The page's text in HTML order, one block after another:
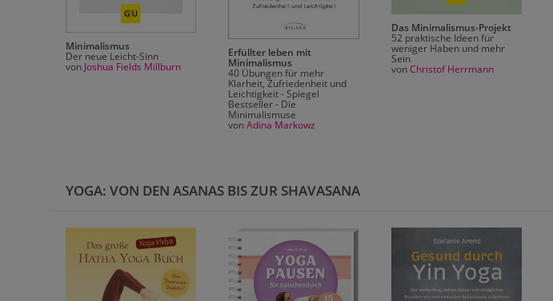
Minimalismus
Der neue Leicht-Sinn
von Joshua Fields Millburn
Erfüllter leben mit
Minimalismus
40 Übungen für mehr
Klarheit, Zufriedenheit und
Leichtigkeit - Spiegel
Bestseller - Die
Minimalismuse
vonAdina Markowz
Das Minimalismus-Projekt
52 praktische Ideen für
weniger Haben und mehr
Sein
von Christof Herrmann
YOGA: VON DEN ASANAS BIS ZUR SHAVASANA